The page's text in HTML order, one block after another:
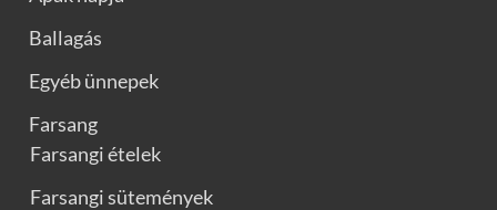
Ballagás
Egyéb ünnepek
Farsang
Farsangi ételek
Farsangi sütemények